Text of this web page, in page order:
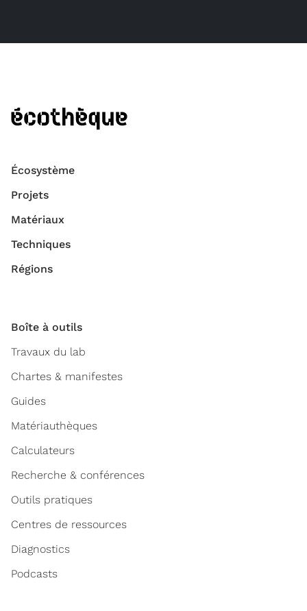
Écosystème
Projets
Matériaux
Techniques
Régions
Boîte à outils
Travaux du lab
Chartes & manifestes
Guides
Matériauthèques
Calculateurs
Recherche & conférences
Outils pratiques
Centres de ressources
Diagnostics
Podcasts